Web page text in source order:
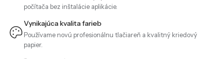
počítača bez inštalácie aplikácie.
Vynikajúca kvalita farieb
Používame novú profesionálnu tlačiareň a kvalitný kriedový
papier.